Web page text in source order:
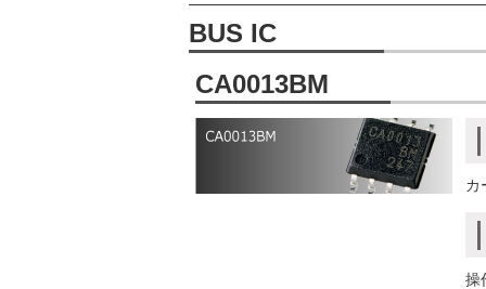
ッ
プ
し
本
文
へ
プ
BUS IC
CA0013BM
カ
操